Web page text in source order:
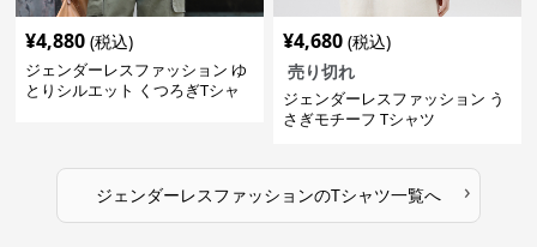
¥4,880 (税込)
ジェンダーレスファッション ゆ
とりシルエット くつろぎTシャ
¥4,680 (税込)
売り切れ
ジェンダーレスファッション う
さぎモチーフ Tシャツ
ジェンダーレスファッションのTシャツ一覧へ ›